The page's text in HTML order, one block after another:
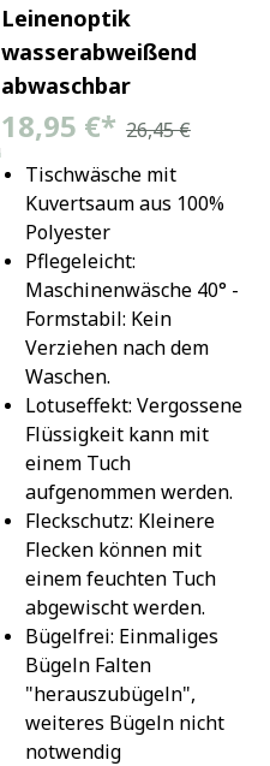
Leinenoptik
wasserabweißend
abwaschbar
18,95 €* 26,45 €
Tischwäsche mit
Kuvertsaum aus 100%
Polyester
Pflegeleicht:
Maschinenwäsche 40° -
Formstabil: Kein
Verziehen nach dem
Waschen.
Lotuseffekt: Vergossene
Flüssigkeit kann mit
einem Tuch
aufgenommen werden.
Fleckschutz: Kleinere
Flecken können mit
einem feuchten Tuch
abgewischt werden.
Bügelfrei: Einmaliges
Bügeln Falten
"herauszubügeln",
weiteres Bügeln nicht
notwendig